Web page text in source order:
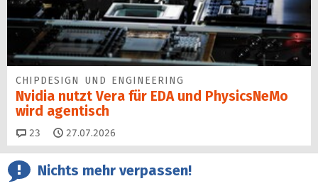
CHIPDESIGN UND ENGINEERING
Nvidia nutzt Vera für EDA und PhysicsNeMo
wird agentisch
23 Kommentare
27.07.2026
Nichts mehr verpassen!